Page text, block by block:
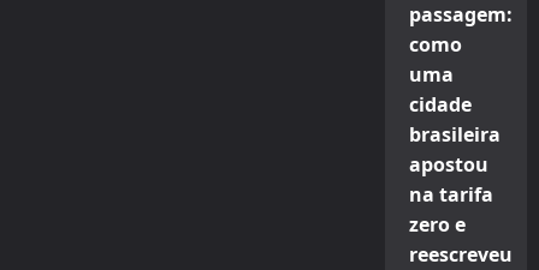
passagem:
como
uma
cidade
brasileira
apostou
na tarifa
zero e
reescreveu